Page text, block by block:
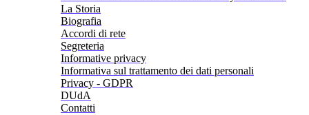
La Storia
Biografia
Accordi di rete
Segreteria
Informative privacy
Informativa sul trattamento dei dati personali
Privacy - GDPR
DUdA
Contatti